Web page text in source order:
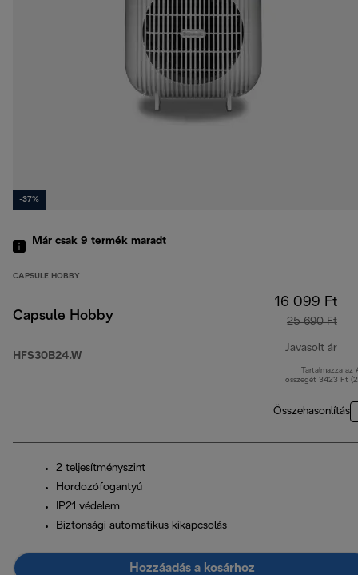
-37%
Már csak 9 termék maradt
CAPSULE HOBBY
Capsule Hobby
HFS30B24.W
16 099 Ft
25 690 Ft
Javasolt ár
Tartalmazza az
összegét 3423 Ft
Összehasonlítás
2 teljesítményszint
Hordozófogantyú
IP21 védelem
Biztonsági automatikus kikapcsolás
Hozzáadás a kosárhoz